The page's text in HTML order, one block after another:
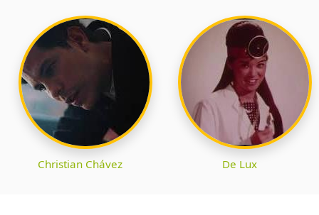
Christian Chávez De Lux